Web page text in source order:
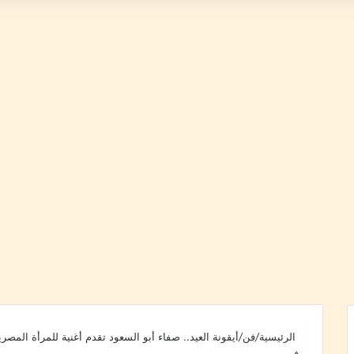
الرئيسية/فن/أيقونة العيد.. صفاء أبو السعود تقدم أغنية للمرأة